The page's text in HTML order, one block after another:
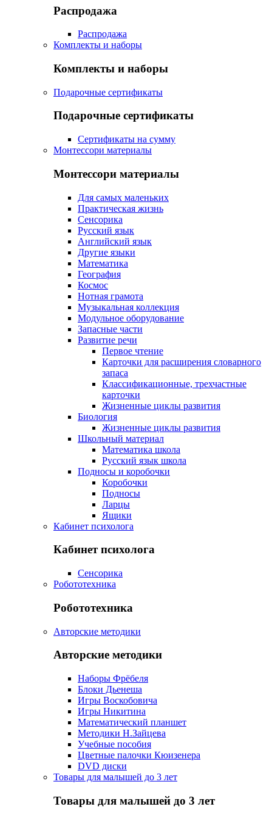
Распродажа
Распродажа
Комплекты и наборы
Комплекты и наборы
Подарочные сертификаты
Подарочные сертификаты
Сертификаты на сумму
Монтессори материалы
Монтессори материалы
Для самых маленьких
Практическая жизнь
Сенсорика
Русский язык
Английский язык
Другие языки
Математика
География
Космос
Нотная грамота
Музыкальная коллекция
Модульное оборудование
Запасные части
Развитие речи
Первое чтение
Карточки для расширения словарного
запаса
Классификационные, трехчастные
карточки
Жизненные циклы развития
Биология
Жизненные циклы развития
Школьный материал
Математика школа
Русский язык школа
Подносы и коробочки
Коробочки
Подносы
Ларцы
Ящики
Кабинет психолога
Кабинет психолога
Сенсорика
Робототехника
Робототехника
Авторские методики
Авторские методики
Наборы Фрёбеля
Блоки Дьенеша
Игры Воскобовича
Игры Никитина
Математический планшет
Методики Н.Зайцева
Учебные пособия
Цветные палочки Кюизенера
DVD диски
Товары для малышей до 3 лет
Товары для малышей до 3 лет